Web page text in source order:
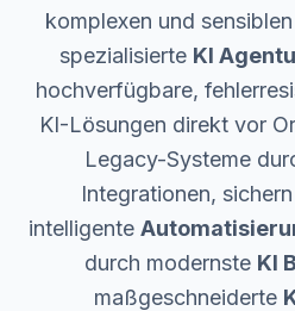
komplexen und
spezialisierte KI
hochverfügbare,
KI-Lösungen direkt vor
Legacy-Systeme
Integrationen,
intelligente
durch modernste KI
maßgeschneiderte